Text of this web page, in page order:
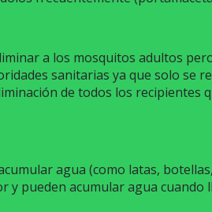
a los mosquitos adultos
sanitarias ya que solo se
de todos los recipientes
agua (como latas,
pueden acumular agua cuando